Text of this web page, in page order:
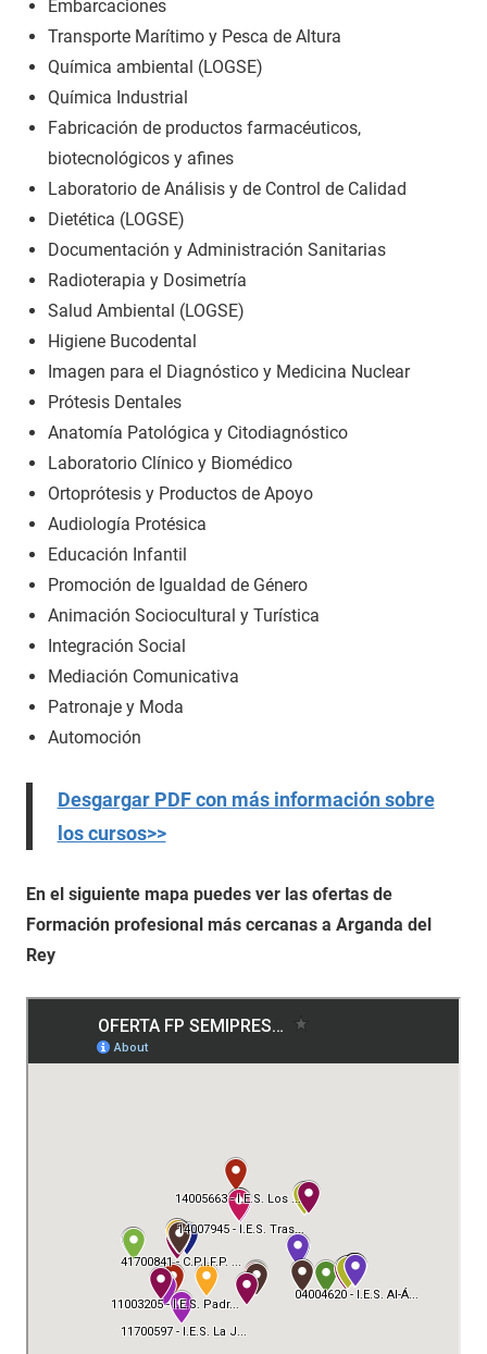
Embarcaciones
Transporte Marítimo y Pesca de Altura
Química ambiental (LOGSE)
Química Industrial
Fabricación de productos farmacéuticos,
biotecnológicos y afines
Laboratorio de Análisis y de Control de Calidad
Dietética (LOGSE)
Documentación y Administración Sanitarias
Radioterapia y Dosimetría
Salud Ambiental (LOGSE)
Higiene Bucodental
Imagen para el Diagnóstico y Medicina Nuclear
Prótesis Dentales
Anatomía Patológica y Citodiagnóstico
Laboratorio Clínico y Biomédico
Ortoprótesis y Productos de Apoyo
Audiología Protésica
Educación Infantil
Promoción de Igualdad de Género
Animación Sociocultural y Turística
Integración Social
Mediación Comunicativa
Patronaje y Moda
Automoción
Desgargar PDF con más información sobre
los cursos>>
En el siguiente mapa puedes ver las ofertas de
Formación profesional más cercanas a Arganda del
Rey